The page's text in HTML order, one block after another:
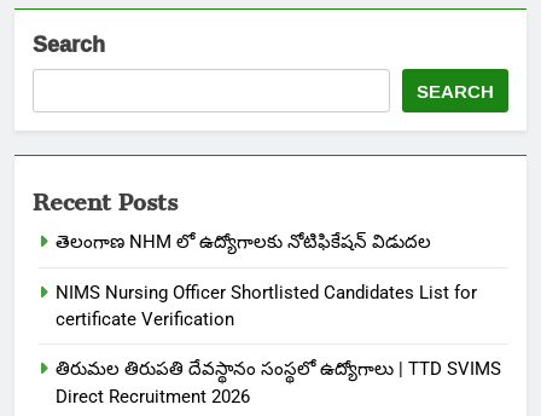
Search
SEARCH
Recent Posts
తెలంగాణ NHM లో ఉద్యోగాలకు నోటిఫికేషన్ విడుదల
NIMS Nursing Officer Shortlisted Candidates List for
certificate Verification
తిరుమల తిరుపతి దేవస్థానం సంస్థలో ఉద్యోగాలు | TTD SVIMS
Direct Recruitment 2026